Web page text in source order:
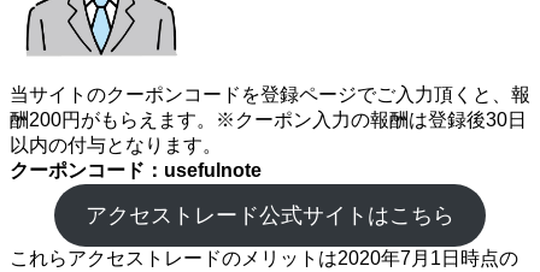
当サイトのクーポンコードを登録ページでご入力頂くと、報
酬200円がもらえます。※クーポン入力の報酬は登録後30日
以内の付与となります。
クーポンコード：usefulnote
アクセストレード公式サイトはこちら
これらアクセストレードのメリットは2020年7月1日時点の